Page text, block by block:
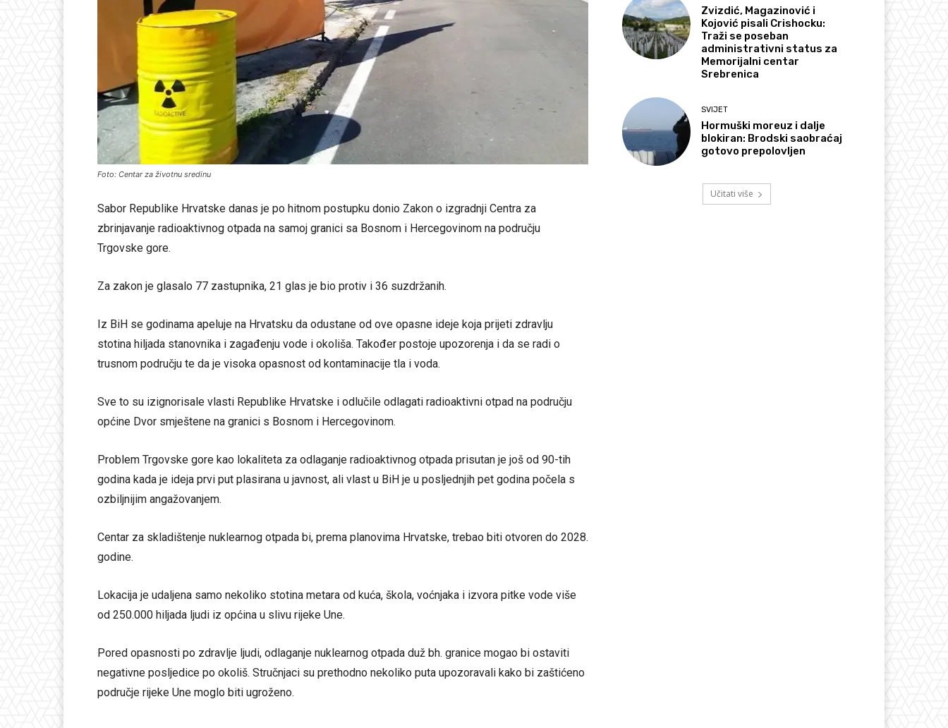
Foto: Centar za životnu sredinu
Sabor Republike Hrvatske danas je po hitnom postupku donio Zakon o izgradnji Centra za
zbrinjavanje radioaktivnog otpada na samoj granici sa Bosnom i Hercegovinom na području
Trgovske gore.
Za zakon je glasalo 77 zastupnika, 21 glas je bio protiv i 36 suzdržanih.
Iz BiH se godinama apeluje na Hrvatsku da odustane od ove opasne ideje koja prijeti zdravlju
stotina hiljada stanovnika i zagađenju vode i okoliša. Također postoje upozorenja i da se radi o
trusnom području te da je visoka opasnost od kontaminacije tla i voda.
Sve to su izignorisale vlasti Republike Hrvatske i odlučile odlagati radioaktivni otpad na području
općine Dvor smještene na granici s Bosnom i Hercegovinom.
Problem Trgovske gore kao lokaliteta za odlaganje radioaktivnog otpada prisutan je još od 90-tih
godina kada je ideja prvi put plasirana u javnost, ali vlast u BiH je u posljednjih pet godina počela s
ozbiljnijim angažovanjem.
Centar za skladištenje nuklearnog otpada bi, prema planovima Hrvatske, trebao biti otvoren do 2028.
godine.
Lokacija je udaljena samo nekoliko stotina metara od kuća, škola, voćnjaka i izvora pitke vode više
od 250.000 hiljada ljudi iz općina u slivu rijeke Une.
Pored opasnosti po zdravlje ljudi, odlaganje nuklearnog otpada duž bh. granice mogao bi ostaviti
negativne posljedice po okoliš. Stručnjaci su prethodno nekoliko puta upozoravali kako bi zaštićeno
područje rijeke Une moglo biti ugroženo.
Zvizdić, Magazinović i
Kojović pisali Crishocku:
Traži se poseban
administrativni status za
Memorijalni centar
Srebrenica
SVIJET
Hormuški moreuz i dalje
blokiran: Brodski saobraćaj
gotovo prepolovljen
Učitati više